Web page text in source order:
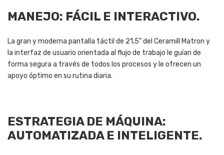
MANEJO: FÁCIL E INTERACTIVO.
La gran y moderna pantalla táctil de 21,5" del Ceramill Matron y
la interfaz de usuario orientada al flujo de trabajo le guían de
forma segura a través de todos los procesos y le ofrecen un
apoyo óptimo en su rutina diaria.
ESTRATEGIA DE MÁQUINA:
AUTOMATIZADA E INTELIGENTE.